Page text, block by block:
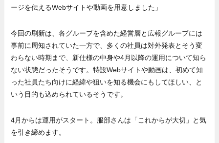
ージを伝えるWebサイトや動画を用意しました」
今回の刷新は、各グループを含めた経営層と広報グループには
事前に周知されていた一方で、多くの社員は対外発表とそう変
わらない時期まで、新仕様の中身や4月以降の運用について知ら
ない状態だったそうです。特設Webサイトや動画は、初めて知
った社員たち向けに経緯や狙いを知る機会にもしてほしい、と
いう目的も込められているそうです。
4月からは運用がスタート。服部さんは「これからが大切」と気
を引き締めます。